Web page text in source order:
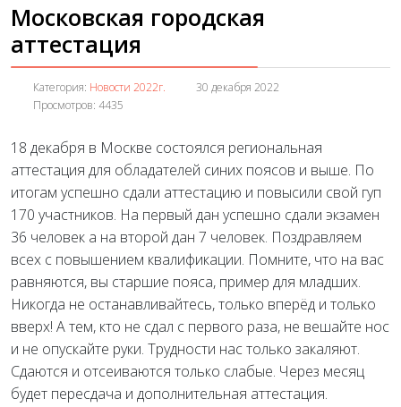
Московская городская
аттестация
Категория: Новости 2022г.
30 декабря 2022
Просмотров: 4435
18 декабря в Москве состоялся региональная
аттестация для обладателей синих поясов и выше. По
итогам успешно сдали аттестацию и повысили свой гуп
170 участников. На первый дан успешно сдали экзамен
36 человек а на второй дан 7 человек. Поздравляем
всех с повышением квалификации. Помните, что на вас
равняются, вы старшие пояса, пример для младших.
Никогда не останавливайтесь, только вперёд и только
вверх! А тем, кто не сдал с первого раза, не вешайте нос
и не опускайте руки. Трудности нас только закаляют.
Сдаются и отсеиваются только слабые. Через месяц
будет пересдача и дополнительная аттестация.